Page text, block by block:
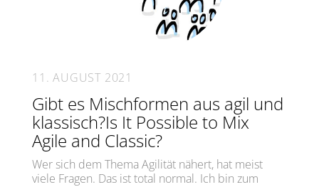
11. AUGUST 2021
Gibt es Mischformen aus agil und
klassisch?Is It Possible to Mix
Agile and Classic?
Wer sich dem Thema Agilität nähert, hat meist
viele Fragen. Das ist total normal. Ich bin zum